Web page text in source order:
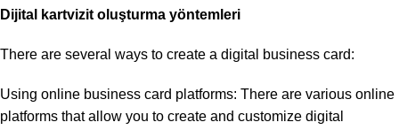
Dijital kartvizit oluşturma yöntemleri
There are several ways to create a digital business card:
Using online business card platforms: There are various online
platforms that allow you to create and customize digital